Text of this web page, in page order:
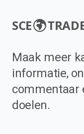
SCE
Maak meer
informatie,
commentaar
doelen.